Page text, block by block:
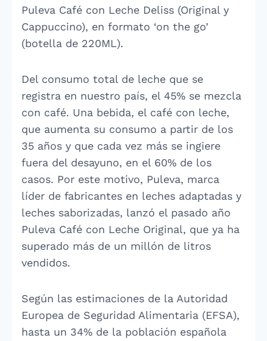
Puleva Café con Leche Deliss (Original y
Cappuccino), en formato ‘on the go’
(botella de 220ML).
Del consumo total de leche que se
registra en nuestro país, el 45% se mezcla
con café. Una bebida, el café con leche,
que aumenta su consumo a partir de los
35 años y que cada vez más se ingiere
fuera del desayuno, en el 60% de los
casos. Por este motivo, Puleva, marca
líder de fabricantes en leches adaptadas y
leches saborizadas, lanzó el pasado año
Puleva Café con Leche Original, que ya ha
superado más de un millón de litros
vendidos.
Según las estimaciones de la Autoridad
Europea de Seguridad Alimentaria (EFSA),
hasta un 34% de la población española